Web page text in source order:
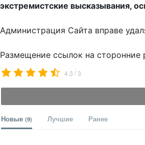
экстремистские высказывания,
Администрация Сайта вправе
Размещение ссылок на сторонние
4.3 /3
Новые (9) Лучшие Ранее